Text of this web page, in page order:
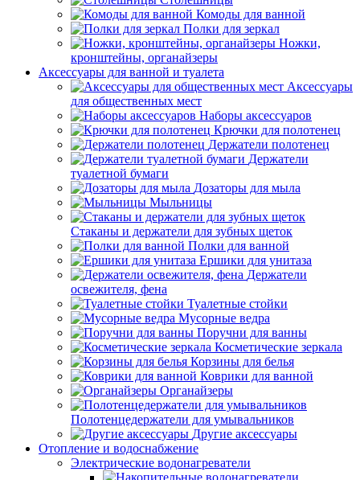
Комоды для ванной
Полки для зеркал
Ножки,
кронштейны, органайзеры
Аксессуары для ванной и туалета
Аксессуары
для общественных мест
Наборы аксессуаров
Крючки для полотенец
Держатели полотенец
Держатели
туалетной бумаги
Дозаторы для мыла
Мыльницы
Стаканы и держатели для зубных щеток
Полки для ванной
Ершики для унитаза
Держатели
освежителя, фена
Туалетные стойки
Мусорные ведра
Поручни для ванны
Косметические зеркала
Корзины для белья
Коврики для ванной
Органайзеры
Полотенцедержатели для умывальников
Другие аксессуары
Отопление и водоснабжение
Электрические водонагреватели